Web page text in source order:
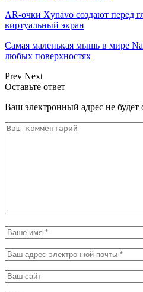
AR-очки Xynavo создают перед
виртуальный экран
Самая маленькая мышь в мире
любых поверхностях
Prev Next
Оставьте ответ
Ваш электронный адрес не будет